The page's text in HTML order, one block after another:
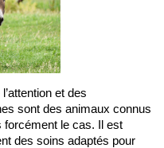
et des
sont des animaux connus
forcément le cas. Il est
des soins adaptés pour